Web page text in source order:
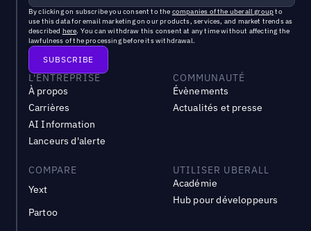
By clicking on subscribe you consent to the companies of the uberall groupto
use this data for email marketing on our products, services, and market trends as
described here. You can withdraw this consent at any time without affecting the
lawfulness of the processing before its withdrawal.
L'ENTREPRISE
À propos
Carrières
AI Information
Lanceurs d'alerte
COMMUNAUTÉ
Évènements
Actualités et presse
COMPARE
Yext
Partoo
UTILISER UBERALL
Académie
Hub pour développeurs